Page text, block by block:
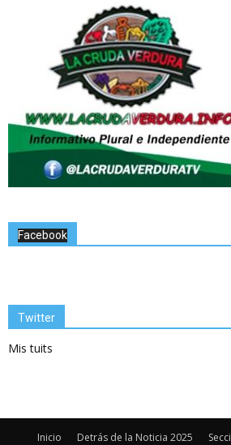
Facebook
Twitter
Mis tuits
Inicio Detrás de la Noticia 2025